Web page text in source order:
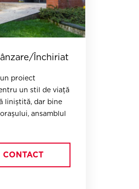
Închiriat
proiect
un stil de viață
liniștită, dar bine
ansamblul
CONTACT